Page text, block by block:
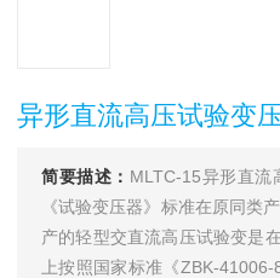
异形直流高压试验变
简要描述： MLTC-15异形直流
《试验变压器》标准在原同类
产的轻型交直流高压试验变是
上按照国家标准《ZBK-